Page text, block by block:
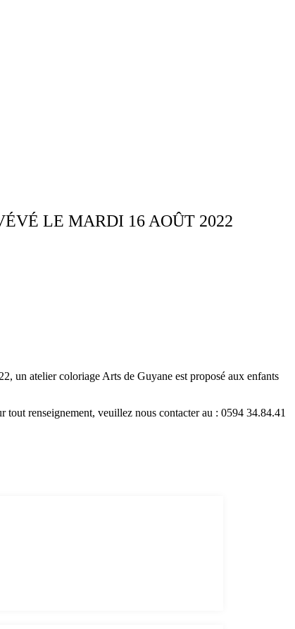
LE MARDI 16 AOÛT 2022
un atelier coloriage Arts de Guyane est proposé aux enfants
tout renseignement, veuillez nous contacter au : 0594 34.84.41